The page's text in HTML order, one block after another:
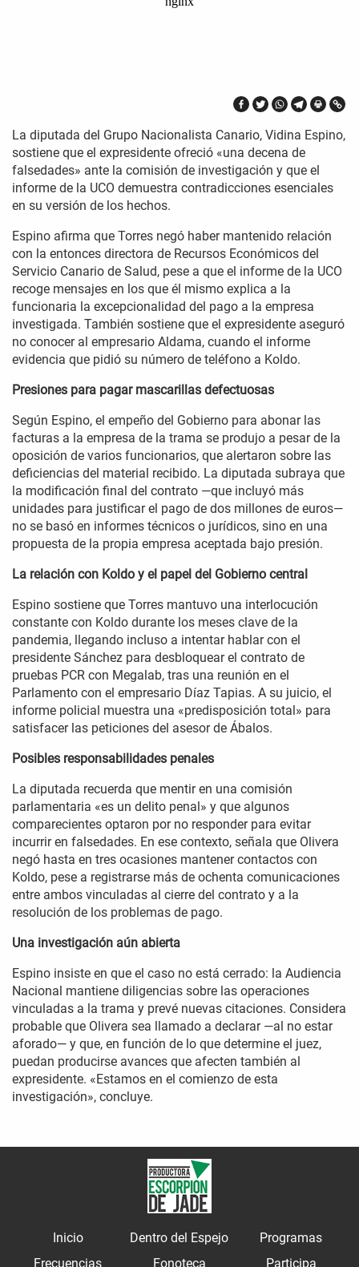
La diputada del Grupo Nacionalista Canario, Vidina Espino,
sostiene que el expresidente ofreció «una decena de
falsedades» ante la comisión de investigación y que el
informe de la UCO demuestra contradicciones esenciales
en su versión de los hechos.
Espino afirma que Torres negó haber mantenido relación
con la entonces directora de Recursos Económicos del
Servicio Canario de Salud, pese a que el informe de la UCO
recoge mensajes en los que él mismo explica a la
funcionaria la excepcionalidad del pago a la empresa
investigada. También sostiene que el expresidente aseguró
no conocer al empresario Aldama, cuando el informe
evidencia que pidió su número de teléfono a Koldo.
Presiones para pagar mascarillas defectuosas
Según Espino, el empeño del Gobierno para abonar las
facturas a la empresa de la trama se produjo a pesar de la
oposición de varios funcionarios, que alertaron sobre las
deficiencias del material recibido. La diputada subraya que
la modificación final del contrato —que incluyó más
unidades para justificar el pago de dos millones de euros—
no se basó en informes técnicos o jurídicos, sino en una
propuesta de la propia empresa aceptada bajo presión.
La relación con Koldo y el papel del Gobierno central
Espino sostiene que Torres mantuvo una interlocución
constante con Koldo durante los meses clave de la
pandemia, llegando incluso a intentar hablar con el
presidente Sánchez para desbloquear el contrato de
pruebas PCR con Megalab, tras una reunión en el
Parlamento con el empresario Díaz Tapias. A su juicio, el
informe policial muestra una «predisposición total» para
satisfacer las peticiones del asesor de Ábalos.
Posibles responsabilidades penales
La diputada recuerda que mentir en una comisión
parlamentaria «es un delito penal» y que algunos
comparecientes optaron por no responder para evitar
incurrir en falsedades. En ese contexto, señala que Olivera
negó hasta en tres ocasiones mantener contactos con
Koldo, pese a registrarse más de ochenta comunicaciones
entre ambos vinculadas al cierre del contrato y a la
resolución de los problemas de pago.
Una investigación aún abierta
Espino insiste en que el caso no está cerrado: la Audiencia
Nacional mantiene diligencias sobre las operaciones
vinculadas a la trama y prevé nuevas citaciones. Considera
probable que Olivera sea llamado a declarar —al no estar
aforado— y que, en función de lo que determine el juez,
puedan producirse avances que afecten también al
expresidente. «Estamos en el comienzo de esta
investigación», concluye.
Inicio Dentro del Espejo
Programas
Frecuencias
Fonoteca Participa